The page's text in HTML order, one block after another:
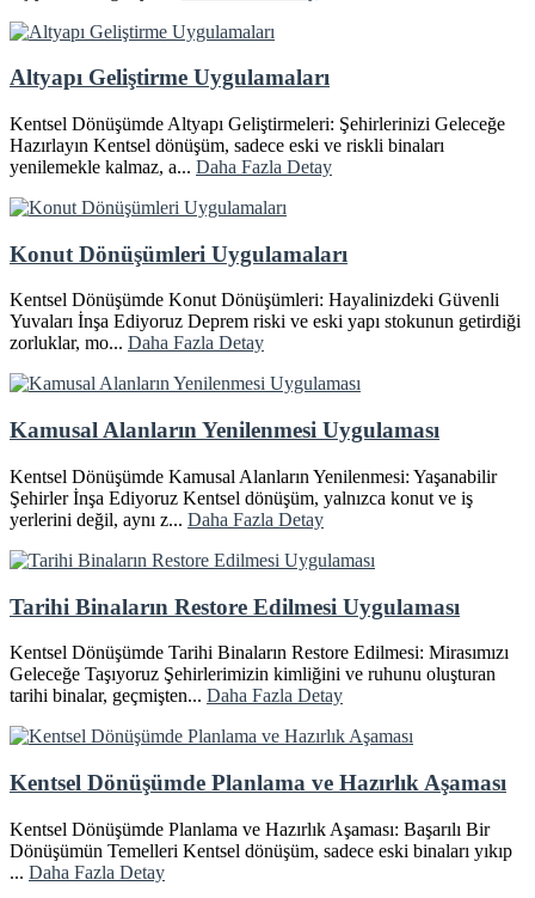
Altyapı Geliştirme Uygulamaları
Kentsel Dönüşümde Altyapı Geliştirmeleri: Şehirlerinizi Geleceğe
Hazırlayın Kentsel dönüşüm, sadece eski ve riskli binaları
yenilemekle kalmaz, a... Daha Fazla Detay
Konut Dönüşümleri Uygulamaları
Kentsel Dönüşümde Konut Dönüşümleri: Hayalinizdeki Güvenli
Yuvaları İnşa Ediyoruz Deprem riski ve eski yapı stokunun getirdiği
zorluklar, mo... Daha Fazla Detay
Kamusal Alanların Yenilenmesi Uygulaması
Kentsel Dönüşümde Kamusal Alanların Yenilenmesi: Yaşanabilir
Şehirler İnşa Ediyoruz Kentsel dönüşüm, yalnızca konut ve iş
yerlerini değil, aynı z... Daha Fazla Detay
Tarihi Binaların Restore Edilmesi Uygulaması
Kentsel Dönüşümde Tarihi Binaların Restore Edilmesi: Mirasımızı
Geleceğe Taşıyoruz Şehirlerimizin kimliğini ve ruhunu oluşturan
tarihi binalar, geçmişten... Daha Fazla Detay
Kentsel Dönüşümde Planlama ve Hazırlık Aşaması
Kentsel Dönüşümde Planlama ve Hazırlık Aşaması: Başarılı Bir
Dönüşümün Temelleri Kentsel dönüşüm, sadece eski binaları yıkıp
... Daha Fazla Detay